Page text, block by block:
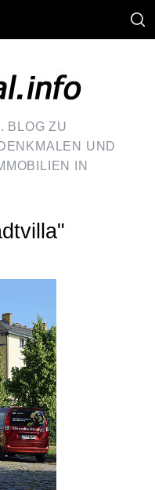
BLOG ZU
UND
IN